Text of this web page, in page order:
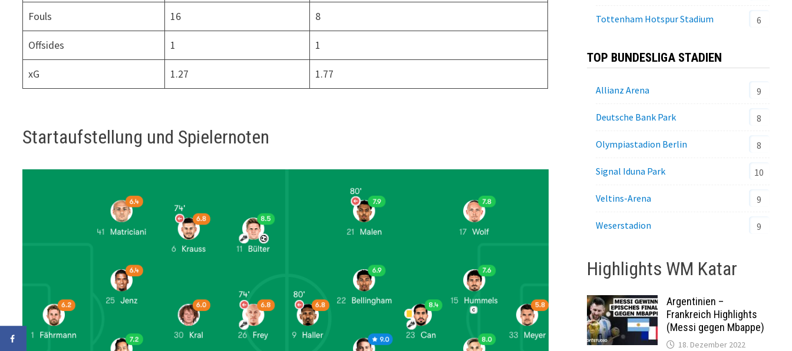
Fouls 16 8
Offsides 1 1
xG 1.27 1.77
Startaufstellung und Spielernoten
Tottenham Hotspur Stadium 6
TOP BUNDESLIGA STADIEN
Allianz Arena 9
Deutsche Bank Park 8
Olympiastadion Berlin 8
Signal Iduna Park 10
Veltins-Arena 9
Weserstadion 9
Highlights WM Katar
Argentinien –
Frankreich Highlights
(Messi gegen Mbappe)
18. Dezember 2022